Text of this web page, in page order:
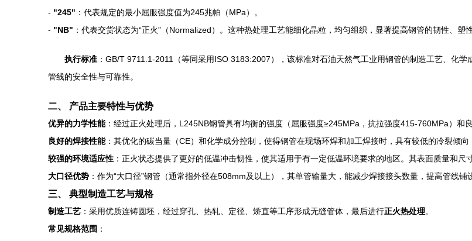
- "245" ：代表规定的最小屈服强度值为245兆帕（MPa）。
- "NB" ：代表交货状态为“正火”（Normalized）。这种热处理工艺能细化晶粒，均匀组织，显著提高钢管的韧性、塑
执行标准 ：GB/T 9711.1-2011（等同采用ISO 3183:2007），该标准对石油天然气工业用钢管的制造工艺、化
管线的安全性与可靠性。
二、 产品主要特性与优势
优异的力学性能：经过正火处理后，L245NB钢管具有均衡的强度（屈服强度≥245MPa，抗拉强度415-760MPa）和
良好的焊接性能：其优化的碳当量（CE）和化学成分控制，使得钢管在现场环焊和加工焊接时，具有较低的冷裂倾向
较强的环境适应性 ：正火状态提供了更好的低温冲击韧性，使其适用于有一定低温环境要求的地区。其表面质量和尺
大口径优势 ：作为“大口径”钢管（通常指外径在508mm及以上），其单管输量大，能减少焊接接头数量，提高管线铺
三、 典型制造工艺与规格
制造工艺 ：采用优质连铸圆坯，经过穿孔、热轧、定径、矫直等工序形成无缝管体，最后进行正火热处理。
常见规格范围 ：